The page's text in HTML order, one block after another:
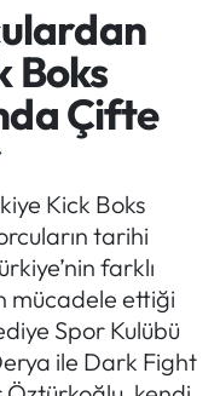
Boks
Çifte
Kick Boks
tarihi
farklı
mücadele ettiği
Spor Kulübü
ile Dark Fight